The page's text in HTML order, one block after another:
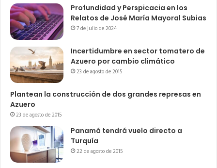
Profundidad y Perspicacia en los
Relatos de José María Mayoral Subias
7 de julio de 2024
Incertidumbre en sector tomatero de
Azuero por cambio climático
23 de agosto de 2015
Plantean la construcción de dos grandes represas en
Azuero
23 de agosto de 2015
Panamá tendrá vuelo directo a
Turquía
22 de agosto de 2015